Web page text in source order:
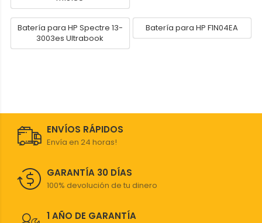
Batería para HP Spectre 13-
3003es Ultrabook
Batería para HP F1N04EA
ENVÍOS RÁPIDOS
Envía en 24 horas!
GARANTÍA 30 DÍAS
100% devolución de tu dinero
1 AÑO DE GARANTÍA